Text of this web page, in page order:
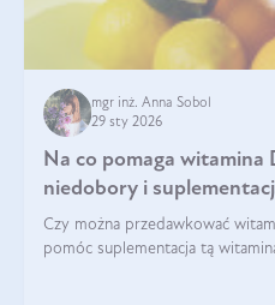
mgr inż. Anna Sobol
29 sty 2026
Na co pomaga witamina
niedobory i
Czy można przedawkować
pomóc suplementacja tą